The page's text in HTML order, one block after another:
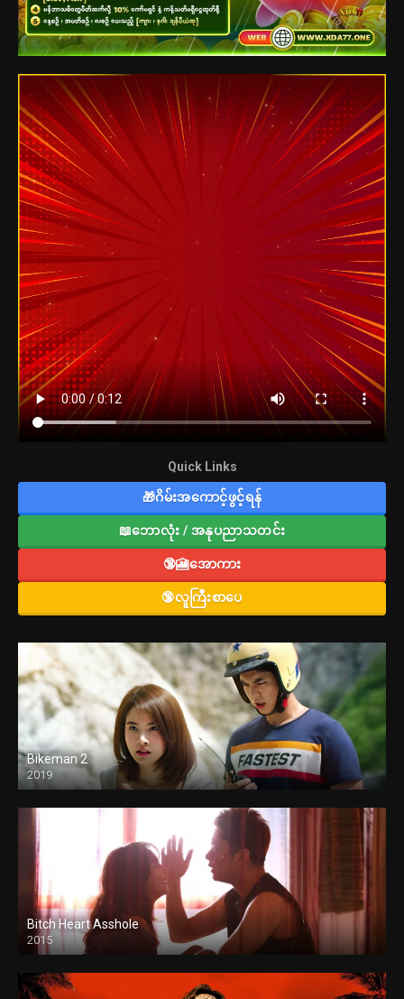
Quick Links
🎁ဂိမ်းအကောင့်ဖွင့်ရန်
📖ဘောလုံး / အနုပညာသတင်း
🔞🎦အောကား
🔞လူကြီးစာပေ
Bikeman 2
2019
Bitch Heart Asshole
2015